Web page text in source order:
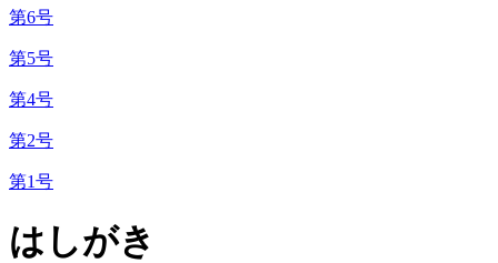
第6号
第5号
第4号
第2号
第1号
はしがき